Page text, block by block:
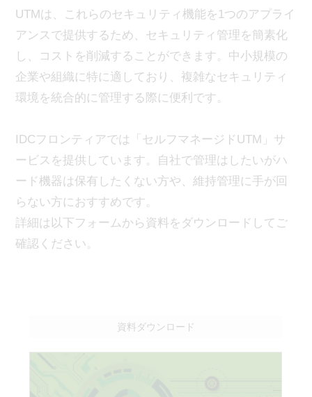
UTMは、これらのセキュリティ機能を1つのアプライ
アンスで提供するため、セキュリティ管理を簡素化
し、コストを削減することができます。中小規模の
企業や組織に特に適しており、複雑なセキュリティ
環境を統合的に管理する際に便利です。
IDCフロンティアでは「セルフマネージドUTM」サ
ービスを提供しています。自社で管理はしたいがハ
ード機器は保有したくない方や、維持管理に手が回
らない方におすすめです。
詳細は以下フォームから資料をダウンロードしてご
確認ください。